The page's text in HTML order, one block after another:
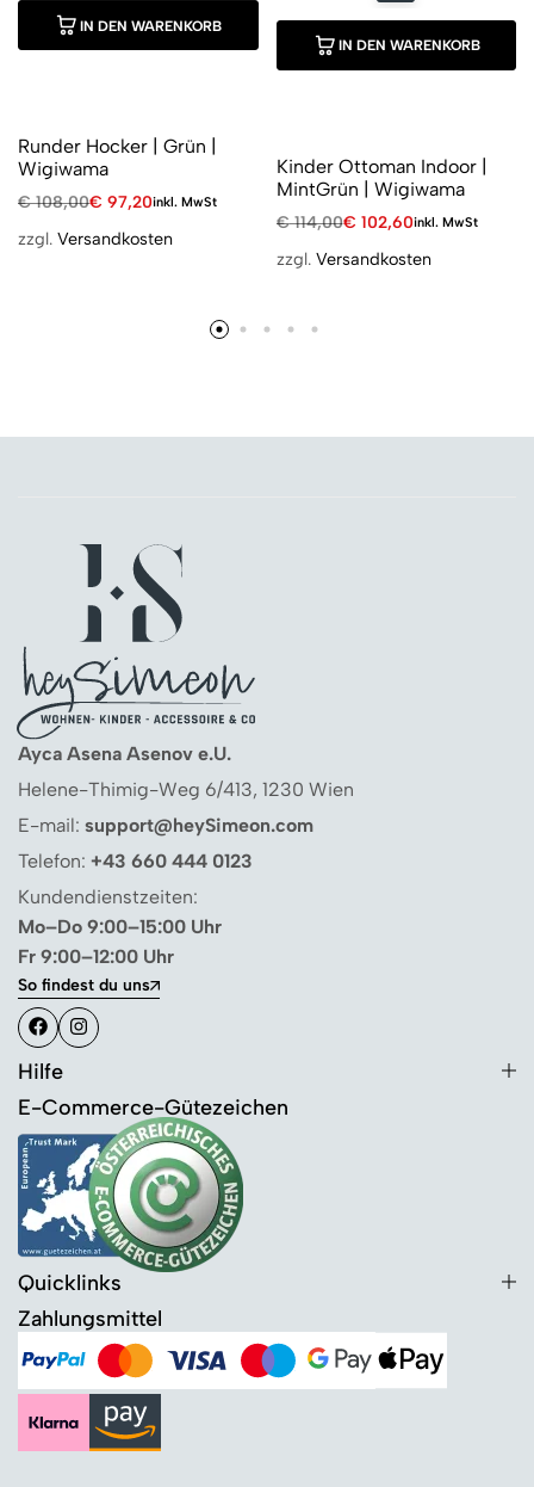
IN DEN WARENKORB
Runder Hocker | Grün |
Wigiwama
€108,00€ 97,20inkl. MwSt
zzgl. Versandkosten
IN DEN WARENKORB
Kinder Ottoman Indoor |
MintGrün | Wigiwama
€114,00€ 102,60inkl. MwSt
zzgl. Versandkosten
Ayca Asena Asenov e.U.
Helene-Thimig-Weg 6/413, 1230 Wien
E-mail: support@heySimeon.com
Telefon: +43 660 444 0123
Kundendienstzeiten:
Mo–Do 9:00–15:00 Uhr
Fr 9:00–12:00 Uhr
So findest du uns
Hilfe
E-Commerce-Gütezeichen
Quicklinks
Zahlungsmittel